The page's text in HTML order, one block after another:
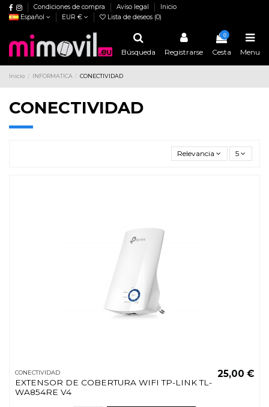
Condiciones de compra Aviso legal
Inicio
Español
EUR € Lista de deseos (0)
Búsqueda Registrarse
0
Cesta Menu
Inicio INFORMATICA CONECTIVIDAD
CONECTIVIDAD
Relevancia 5
CONECTIVIDAD
EXTENSOR DE COBERTURA WIFI TP-LINK TL-
WA854RE V4
25,00 €